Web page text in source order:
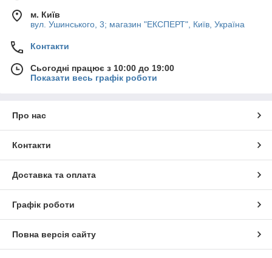
м. Київ
вул. Ушинського, 3; магазин "ЕКСПЕРТ", Київ, Україна
Контакти
Сьогодні працює з 10:00 до 19:00
Показати весь графік роботи
Про нас
Контакти
Доставка та оплата
Графік роботи
Повна версія сайту